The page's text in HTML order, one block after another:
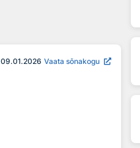
09.01.2026 Vaata sõnakogu